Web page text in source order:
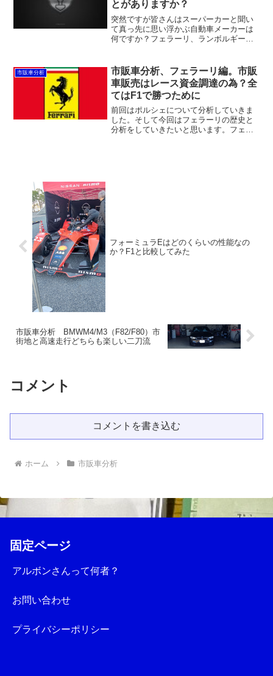
とがありますか？
突然ですが皆さんはスーパーカーと聞い
て真っ先に思い浮かぶ自動車メーカーは
何ですか？フェラーリ、ランボルギー
す。しかし当然のことながら、自動車を
作っているメーカーは聞いたことがある
ものだけではありません。
市販車分析
市販車分析、フェラーリ編。市販
車販売はレース資金調達の為？全
てはF1で勝つために
前回はポルシェについて分析していきま
した。そして今回はフェラーリの歴史と
分析をしていきたいと思います。フェラ
フォーミュラEはどのくらいの性能なの
か？F1と比較してみた
市販車分析 BMWM4/M3（F82/F80）市
街地と高速走行どちらも楽しい二刀流
コメント
コメントを書き込む
ホーム 市販車分析
固定ページ
アルボンさんって何者？
お問い合わせ
プライバシーポリシー